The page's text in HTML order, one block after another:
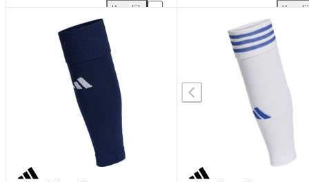
Vergelijk
adidas Team Sleeve toevoegen aan vergelijking